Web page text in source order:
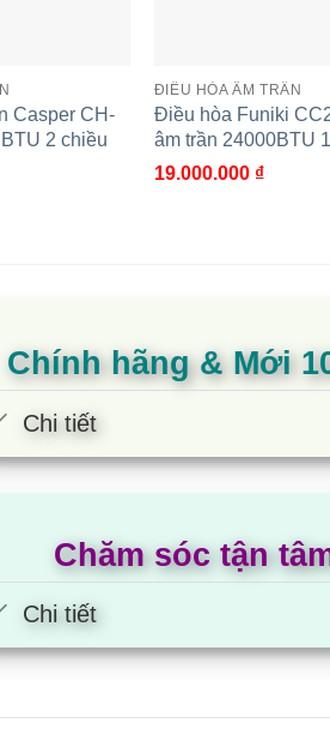
Casper CH-
2 chiều
ĐIỀU HÒA ÂM TRẦN
Điều hòa Funiki
âm trần 24000BTU
19.000.000 ₫
Chính hãng & Mới
Chi tiết
Chăm sóc tận
Chi tiết